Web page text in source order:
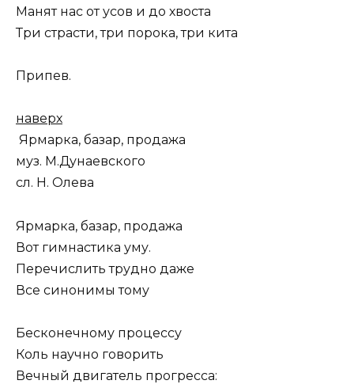
Манят нас от усов и до хвоста
Три страсти, три порока, три кита
Припев.
наверх
Ярмарка, базар, продажа
муз. М.Дунаевского
сл. Н. Олева
Ярмарка, базар, продажа
Вот гимнастика уму.
Перечислить трудно даже
Все синонимы тому
Бесконечному процессу
Коль научно говорить
Вечный двигатель прогресса: